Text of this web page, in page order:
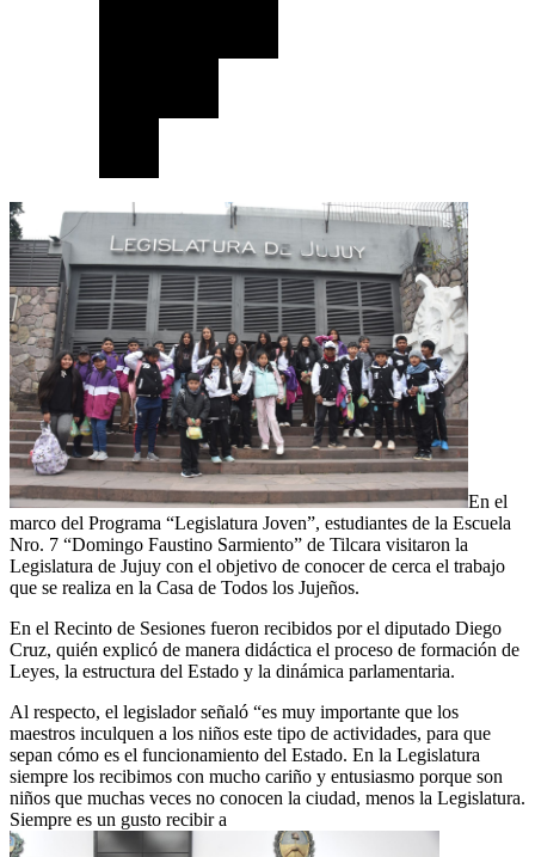
En el
marco del Programa “Legislatura Joven”, estudiantes de la Escuela
Nro. 7 “Domingo Faustino Sarmiento” de Tilcara visitaron la
Legislatura de Jujuy con el objetivo de conocer de cerca el trabajo
que se realiza en la Casa de Todos los Jujeños.
En el Recinto de Sesiones fueron recibidos por el diputado Diego
Cruz, quién explicó de manera didáctica el proceso de formación de
Leyes, la estructura del Estado y la dinámica parlamentaria.
Al respecto, el legislador señaló “es muy importante que los
maestros inculquen a los niños este tipo de actividades, para que
sepan cómo es el funcionamiento del Estado. En la Legislatura
siempre los recibimos con mucho cariño y entusiasmo porque son
niños que muchas veces no conocen la ciudad, menos la Legislatura.
Siempre es un gusto recibir a